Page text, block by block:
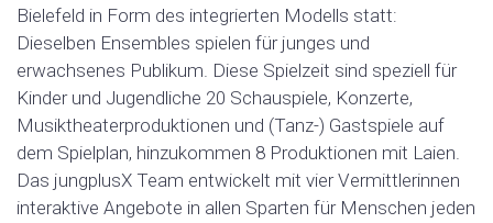
Bielefeld in Form des integrierten Modells statt:
Dieselben Ensembles spielen für junges und
erwachsenes Publikum. Diese Spielzeit sind speziell für
Kinder und Jugendliche 20 Schauspiele, Konzerte,
Musiktheaterproduktionen und (Tanz-) Gastspiele auf
dem Spielplan, hinzukommen 8 Produktionen mit Laien.
Das jungplusX Team entwickelt mit vier Vermittlerinnen
interaktive Angebote in allen Sparten für Menschen jeden